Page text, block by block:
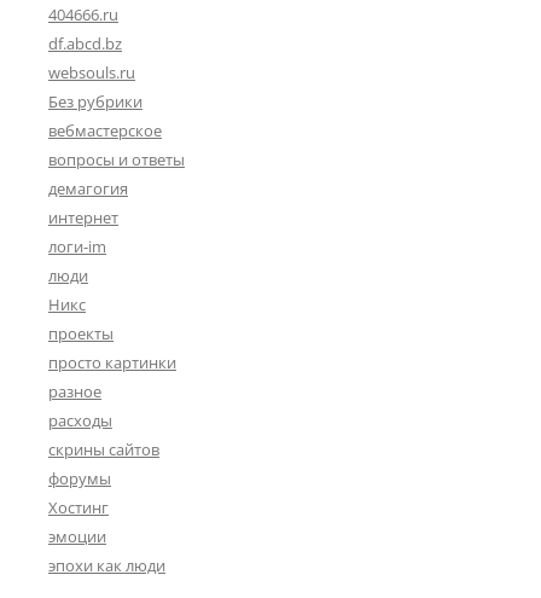
404666.ru
df.abcd.bz
websouls.ru
Без рубрики
вебмастерское
вопросы и ответы
демагогия
интернет
логи-im
люди
Никс
проекты
просто картинки
разное
расходы
скрины сайтов
форумы
Хостинг
эмоции
эпохи как люди